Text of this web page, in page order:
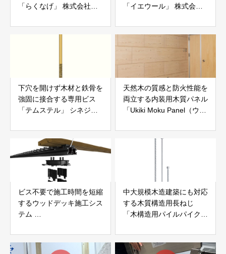
「らくなげ」 株式会社い
「イエウール」 株式会社
下穴を開けず木材と鉄骨を
強固に接合する専用ビス
「テムステル」 シネジッ
天然木の質感と防火性能を
両立する内装用木質パネル
「Ukiki Moku Panel（ウキ
社サンパテック
ビス不要で施工時間を短縮
するウッドデッキ施工シス
テム
JAPAN
中大規模木造建築にも対応
する木質構造用長ねじ
「木構造用パイルパイクビ